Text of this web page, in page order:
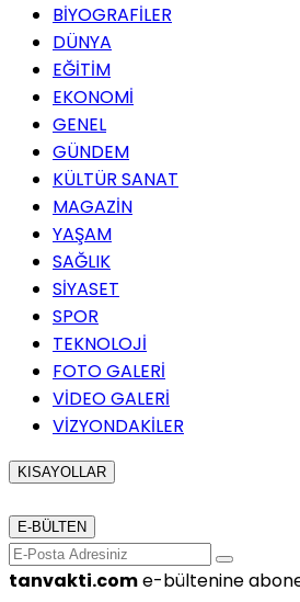
BİYOGRAFİLER
DÜNYA
EĞİTİM
EKONOMİ
GENEL
GÜNDEM
KÜLTÜR SANAT
MAGAZİN
YAŞAM
SAĞLIK
SİYASET
SPOR
TEKNOLOJİ
FOTO GALERİ
VİDEO GALERİ
VİZYONDAKİLER
KISAYOLLAR
E-BÜLTEN
tanvakti.come-bültenine